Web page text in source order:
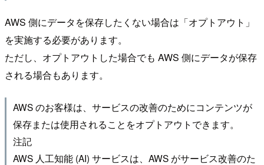
AWS 側にデータを保存したくない場合は「オプトアウト」
を実施する必要があります。
ただし、オプトアウトした場合でも AWS 側にデータが保存
される場合もあります。
AWS のお客様は、サービスの改善のためにコンテンツが
保存または使用されることをオプトアウトできます。
注記
AWS 人工知能 (AI) サービスは、AWS がサービス改善のた